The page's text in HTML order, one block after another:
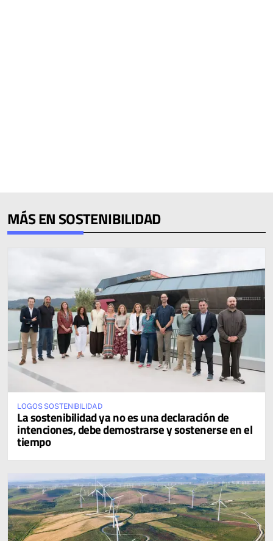
MÁS EN SOSTENIBILIDAD
LOGOS SOSTENIBILIDAD
La sostenibilidad ya no es una declaración de
intenciones, debe demostrarse y sostenerse en el
tiempo